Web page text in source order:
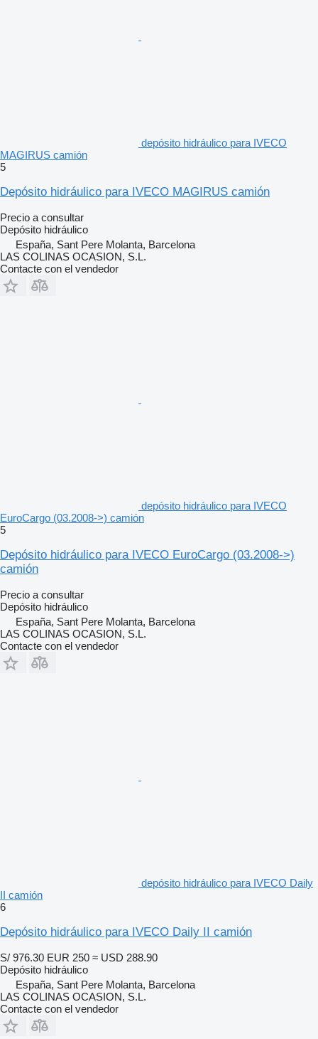
depósito hidráulico para IVECO
MAGIRUS camión
5
Depósito hidráulico para IVECO MAGIRUS camión
Precio a consultar
Depósito hidráulico
España, Sant Pere Molanta, Barcelona
LAS COLINAS OCASION, S.L.
Contacte con el vendedor
depósito hidráulico para IVECO
EuroCargo (03.2008->) camión
5
Depósito hidráulico para IVECO EuroCargo (03.2008->)
camión
Precio a consultar
Depósito hidráulico
España, Sant Pere Molanta, Barcelona
LAS COLINAS OCASION, S.L.
Contacte con el vendedor
depósito hidráulico para IVECO Daily
II camión
6
Depósito hidráulico para IVECO Daily II camión
S/ 976.30 EUR 250 ≈ USD 288.90
Depósito hidráulico
España, Sant Pere Molanta, Barcelona
LAS COLINAS OCASION, S.L.
Contacte con el vendedor